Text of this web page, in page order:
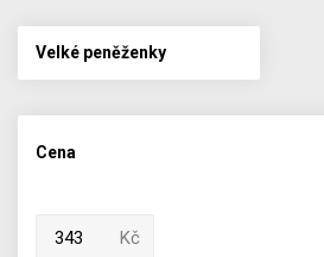
Velké peněženky
Cena
Kč